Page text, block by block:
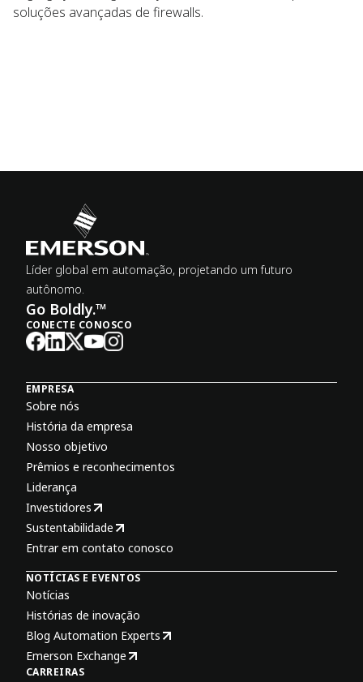
soluções avançadas de firewalls.
Líder global em automação, projetando um futuro
autônomo.
Go Boldly.™
CONECTE CONOSCO
EMPRESA
Sobre nós
História da empresa
Nosso objetivo
Prêmios e reconhecimentos
Liderança
Investidores
Sustentabilidade
Entrar em contato conosco
NOTÍCIAS E EVENTOS
Notícias
Histórias de inovação
Blog Automation Experts
Emerson Exchange
CARREIRAS